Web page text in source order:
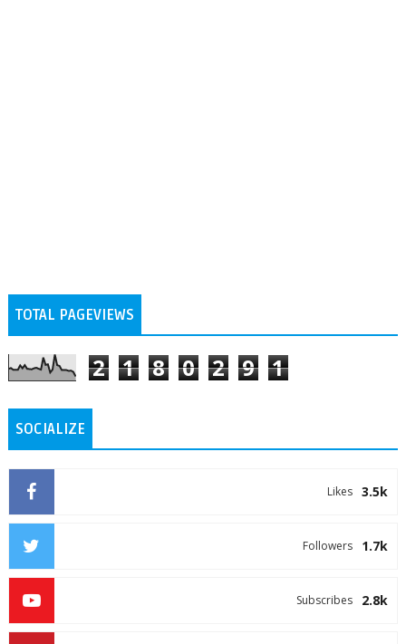
TOTAL PAGEVIEWS
2 1 8 0 2 9 1
SOCIALIZE
3.5k
Likes
1.7k
Followers
2.8k
Subscribes